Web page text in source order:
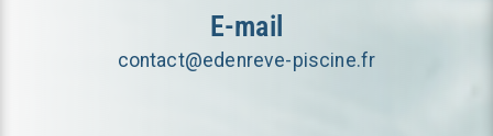
E-mail
contact@edenreve-piscine.fr